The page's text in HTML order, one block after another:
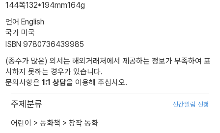
144쪽132*194mm164g
언어 English
국가 미국
ISBN 9780736439985
(종수가 많은) 외서는 해외거래처에서 제공하는 정보가 부족하여 표
시하지 못하는 경우가 있습니다.
문의사항은 1:1 상담을 이용해 주십시오.
주제분류 신간알림 신청
어린이 > 동화책 > 창작 동화